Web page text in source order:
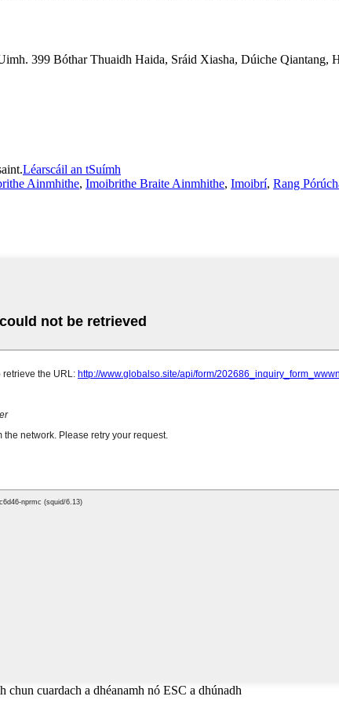
399 Bóthar Thuaidh Haida, Sráid Xiasha, Dúiche Qiantang,
Léarscáil an tSuímh
Ainmhithe, Imoibrithe Braite Ainmhithe, Imoibrí, Rang
chun cuardach a dhéanamh nó ESC a dhúnadh